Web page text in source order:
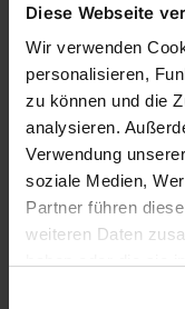
Diese Webseite
Wir verwenden
personalisieren,
zu können und die
analysieren.
Verwendung
soziale Medien,
Partner führen
weiteren Daten